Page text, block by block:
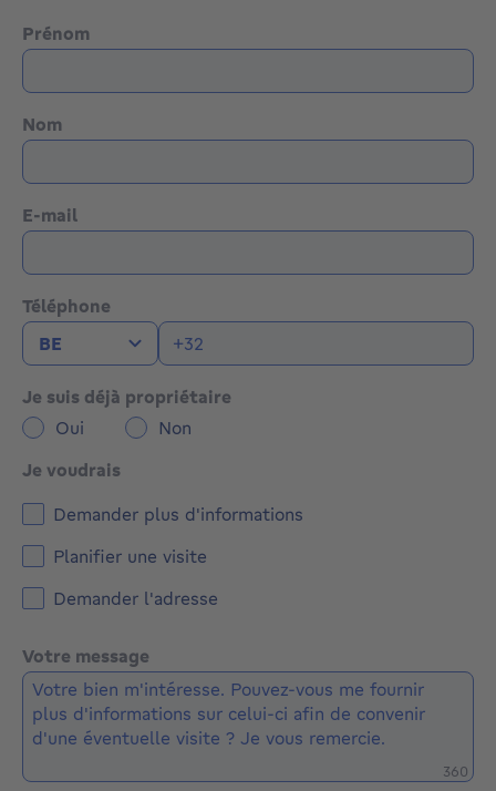
Prénom
Nom
E-mail
Téléphone
Je suis déjà propriétaire
Oui
Non
Je voudrais
Demander plus d'informations
Planifier une visite
Demander l'adresse
Votre message
360